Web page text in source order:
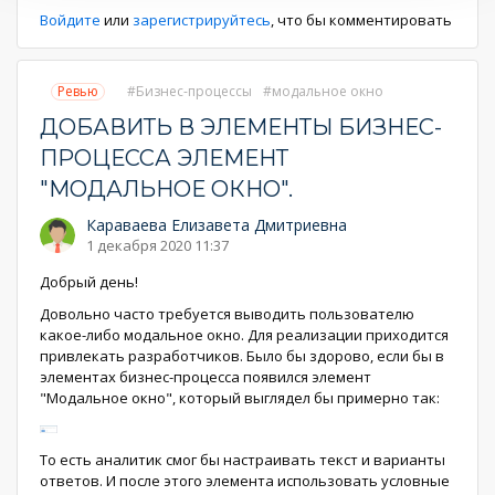
Войдите или зарегистрируйтесь, что бы комментировать
Ревью Бизнес-процессы модальное окно
ДОБАВИТЬ В ЭЛЕМЕНТЫ БИЗНЕС-
ПРОЦЕССА ЭЛЕМЕНТ
"МОДАЛЬНОЕ ОКНО".
Караваева Елизавета Дмитриевна
1 декабря 2020 11:37
Добрый день!
Довольно часто требуется выводить пользователю
какое-либо модальное окно. Для реализации приходится
привлекать разработчиков. Было бы здорово, если бы в
элементах бизнес-процесса появился элемент
"Модальное окно", который выглядел бы примерно так:
То есть аналитик смог бы настраивать текст и варианты
ответов. И после этого элемента использовать условные